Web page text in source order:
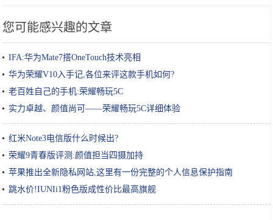
您可能感兴趣的文章
IFA:华为Mate7搭OneTouch技术亮相
华为荣耀V10入手记,各位来评这款手机如何?
老百姓自己的手机:荣耀畅玩5C
实力卓越、颜值尚可——荣耀畅玩5C详细体验
红米Note3电信版什么时候出?
荣耀9青春版评测:颜值担当四摄加持
苹果推出全新隐私网站,这里有一份完整的个人信息保护指南
跳水价!IUNIi1粉色版成性价比最高旗舰